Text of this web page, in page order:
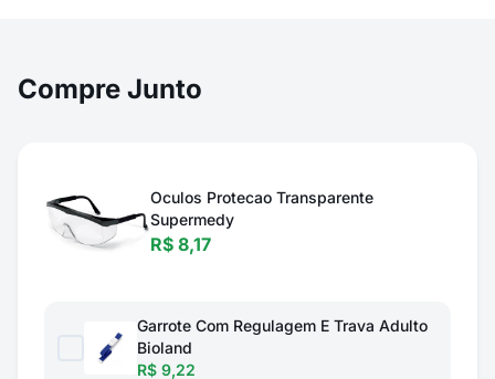
Compre Junto
Oculos Protecao Transparente
Supermedy
R$ 8,17
Garrote Com Regulagem E Trava Adulto
Bioland
R$ 9,22